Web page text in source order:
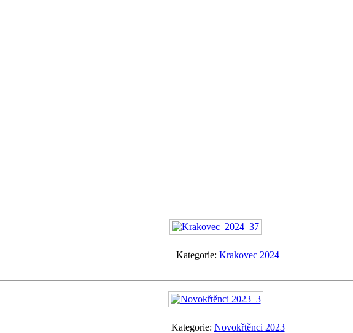
Kategorie: Krakovec 2024
Kategorie: Novokřtěnci 2023